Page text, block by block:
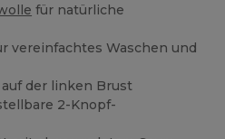
für natürliche
vereinfachtes Waschen und
der linken Brust
2-Knopf-